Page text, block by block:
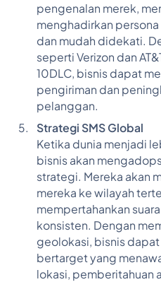
pengenalan merek,
menghadirkan
dan mudah didekati.
seperti Verizon dan
10DLC, bisnis dapat
pengiriman dan
pelanggan.
Strategi SMS Global
Ketika dunia menjadi
bisnis akan
strategi. Mereka akan
mereka ke wilayah
mempertahankan
konsisten. Dengan
geolokasi, bisnis
bertarget yang
lokasi, pemberitahuan